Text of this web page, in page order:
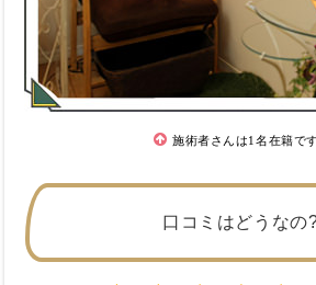
施術者さんは1名在籍で
口コミはどうなの